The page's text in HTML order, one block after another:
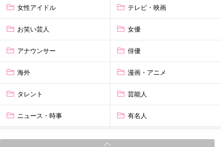
女性アイドル テレビ・映画
お笑い芸人 女優
アナウンサー 俳優
海外 漫画・アニメ
タレント 芸能人
ニュース・時事 有名人